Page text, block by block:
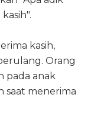
kasih,
Orang
pada anak
saat menerima